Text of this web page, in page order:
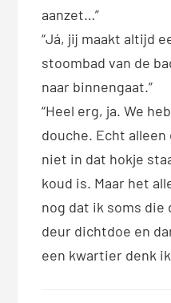
aanzet…”
“Já, jij maakt altijd
stoombad van de
naar binnengaat.”
“Heel erg, ja. We
douche. Echt
niet in dat hokje
koud is. Maar het
nog dat ik soms die
deur dichtdoe en
een kwartier denk